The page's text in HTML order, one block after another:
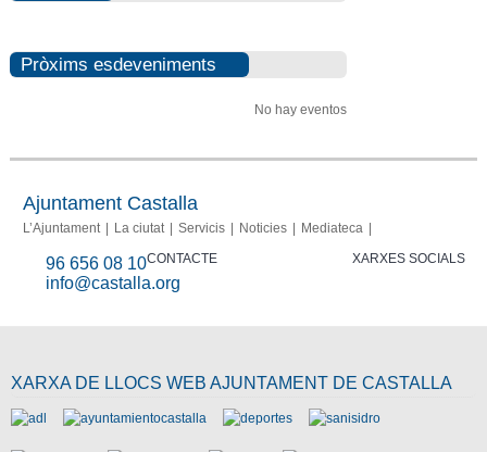
Pròxims esdeveniments
No hay eventos
Ajuntament Castalla
L’Ajuntament La ciutat Servicis Noticies
Mediateca
CONTACTE
96 656 08 10
info@castalla.org
XARXES SOCIALS
XARXA DE LLOCS WEB AJUNTAMENT DE CASTALLA